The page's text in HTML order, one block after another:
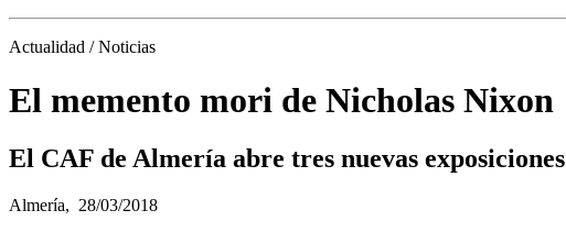
Actualidad / Noticias
El memento mori de Nicholas Nixon
El CAF de Almería abre tres nuevas exposiciones
Almería, 28/03/2018